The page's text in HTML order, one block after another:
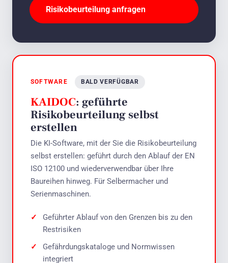
Risikobeurteilung anfragen
SOFTWARE BALD VERFÜGBAR
KAIDOC: geführte
Risikobeurteilung selbst
erstellen
Die KI-Software, mit der Sie die Risikobeurteilung
selbst erstellen: geführt durch den Ablauf der EN
ISO 12100 und wiederverwendbar über Ihre
Baureihen hinweg. Für Selbermacher und
Serienmaschinen.
Geführter Ablauf von den Grenzen bis zu den
Restrisiken
Gefährdungskataloge und Normwissen
integriert